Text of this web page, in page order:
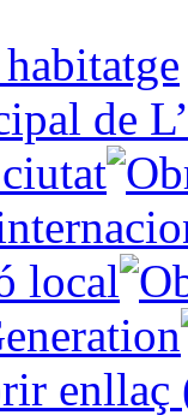
de
local